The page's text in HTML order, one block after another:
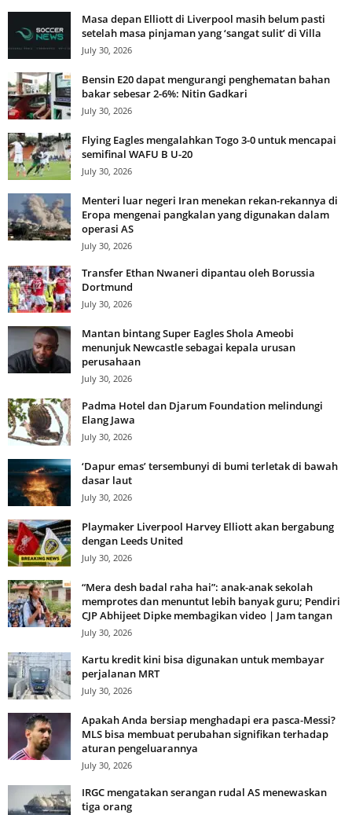
Masa depan Elliott di Liverpool masih belum pasti
setelah masa pinjaman yang ‘sangat sulit’ di Villa
July 30, 2026
Bensin E20 dapat mengurangi penghematan bahan
bakar sebesar 2-6%: Nitin Gadkari
July 30, 2026
Flying Eagles mengalahkan Togo 3-0 untuk mencapai
semifinal WAFU B U-20
July 30, 2026
Menteri luar negeri Iran menekan rekan-rekannya di
Eropa mengenai pangkalan yang digunakan dalam
operasi AS
July 30, 2026
Transfer Ethan Nwaneri dipantau oleh Borussia
Dortmund
July 30, 2026
Mantan bintang Super Eagles Shola Ameobi
menunjuk Newcastle sebagai kepala urusan
perusahaan
July 30, 2026
Padma Hotel dan Djarum Foundation melindungi
Elang Jawa
July 30, 2026
‘Dapur emas’ tersembunyi di bumi terletak di bawah
dasar laut
July 30, 2026
Playmaker Liverpool Harvey Elliott akan bergabung
dengan Leeds United
July 30, 2026
“Mera desh badal raha hai”: anak-anak sekolah
memprotes dan menuntut lebih banyak guru; Pendiri
CJP Abhijeet Dipke membagikan video | Jam tangan
July 30, 2026
Kartu kredit kini bisa digunakan untuk membayar
perjalanan MRT
July 30, 2026
Apakah Anda bersiap menghadapi era pasca-Messi?
MLS bisa membuat perubahan signifikan terhadap
aturan pengeluarannya
July 30, 2026
IRGC mengatakan serangan rudal AS menewaskan
tiga orang